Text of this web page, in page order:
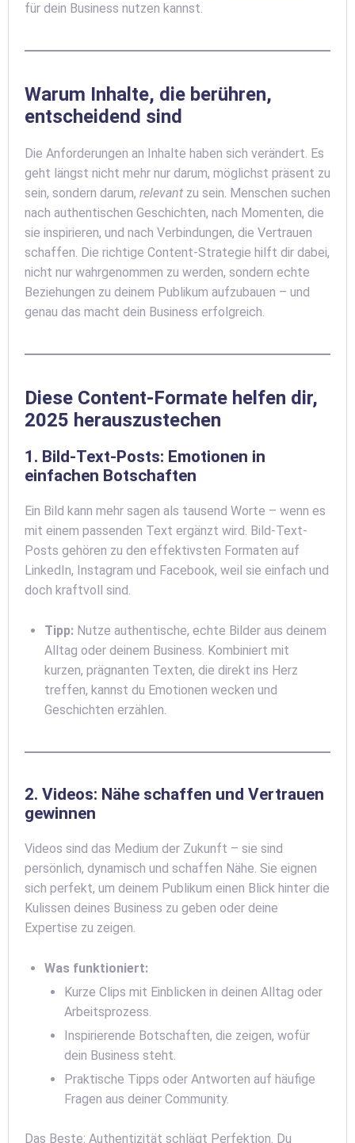
für dein Business nutzen kannst.
Warum Inhalte, die berühren,
entscheidend sind
Die Anforderungen an Inhalte haben sich verändert. Es
geht längst nicht mehr nur darum, möglichst präsent zu
sein, sondern darum, relevant zu sein. Menschen suchen
nach authentischen Geschichten, nach Momenten, die
sie inspirieren, und nach Verbindungen, die Vertrauen
schaffen. Die richtige Content-Strategie hilft dir dabei,
nicht nur wahrgenommen zu werden, sondern echte
Beziehungen zu deinem Publikum aufzubauen – und
genau das macht dein Business erfolgreich.
Diese Content-Formate helfen dir,
2025 herauszustechen
1. Bild-Text-Posts: Emotionen in
einfachen Botschaften
Ein Bild kann mehr sagen als tausend Worte – wenn es
mit einem passenden Text ergänzt wird. Bild-Text-
Posts gehören zu den effektivsten Formaten auf
LinkedIn, Instagram und Facebook, weil sie einfach und
doch kraftvoll sind.
Tipp: Nutze authentische, echte Bilder aus deinem
Alltag oder deinem Business. Kombiniert mit
kurzen, prägnanten Texten, die direkt ins Herz
treffen, kannst du Emotionen wecken und
Geschichten erzählen.
2. Videos: Nähe schaffen und Vertrauen
gewinnen
Videos sind das Medium der Zukunft – sie sind
persönlich, dynamisch und schaffen Nähe. Sie eignen
sich perfekt, um deinem Publikum einen Blick hinter die
Kulissen deines Business zu geben oder deine
Expertise zu zeigen.
Was funktioniert:
Kurze Clips mit Einblicken in deinen Alltag oder
Arbeitsprozess.
Inspirierende Botschaften, die zeigen, wofür
dein Business steht.
Praktische Tipps oder Antworten auf häufige
Fragen aus deiner Community.
Das Beste: Authentizität schlägt Perfektion. Du